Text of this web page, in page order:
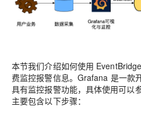
本节我们介绍如何使用
费监控报警信息。Grafana 是一款
具有监控报警功能，具体使用可以
主要包含以下步骤：